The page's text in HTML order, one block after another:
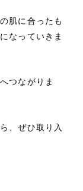
肌に合ったも
なっていきま
つながりま
、ぜひ取り入